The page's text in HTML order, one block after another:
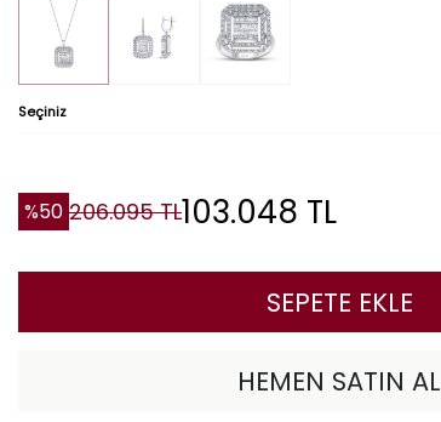
Seçiniz
%50 206.095TL103.048 TL
SEPETE EKLE
HEMEN SATIN AL